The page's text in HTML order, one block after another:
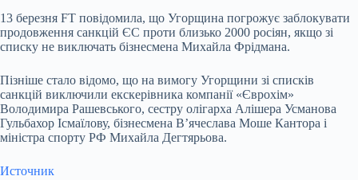
13 березня FT повідомила, що Угорщина погрожує заблокувати
продовження санкцій ЄС проти близько 2000 росіян, якщо зі
списку не виключать бізнесмена Михайла Фрідмана.
Пізніше стало відомо, що на вимогу Угорщини зі списків
санкцій виключили екскерівника компанії «Єврохім»
Володимира Рашевського, сестру олігарха Алішера Усманова
Гульбахор Ісмаїлову, бізнесмена В’ячеслава Моше Кантора і
міністра спорту РФ Михайла Дегтярьова.
Источник